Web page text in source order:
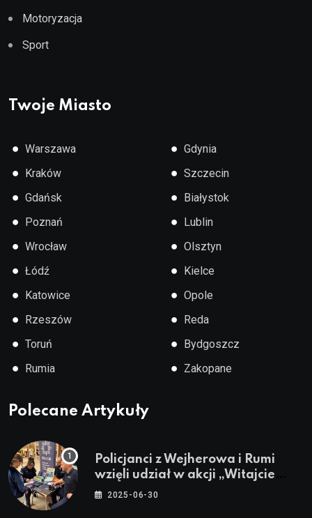
Motoryzacja
Sport
Twoje Miasto
● Warszawa
● Kraków
● Gdańsk
● Poznań
● Wrocław
● Łódź
● Katowice
● Rzeszów
● Toruń
● Rumia
● Gdynia
● Szczecin
● Białystok
● Lublin
● Olsztyn
● Kielce
● Opole
● Reda
● Bydgoszcz
● Zakopane
Polecane Artykuły
Policjanci z Wejherowa i Rumi
wzięli udział w akcji „Witajcie
Wakacje”
2025-06-30